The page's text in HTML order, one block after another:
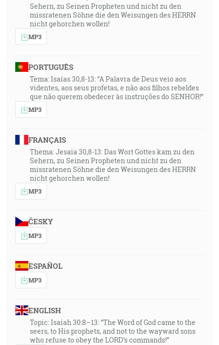
Sehern, zu Seinen Propheten und nicht zu den
missratenen Söhne die den Weisungen des HERRN
nicht gehorchen wollen!
MP3
PORTUGUÊS
Tema: Isaías 30,8-13: “A Palavra de Deus veio aos
videntes, aos seus profetas, e não aos filhos rebeldes
que não querem obedecer às instruções do SENHOR!”
MP3
FRANÇAIS
Thema: Jesaia 30,8-13: Das Wort Gottes kam zu den
Sehern, zu Seinen Propheten und nicht zu den
missratenen Söhne die den Weisungen des HERRN
nicht gehorchen wollen!
MP3
ČESKY
MP3
ESPAÑOL
MP3
ENGLISH
Topic: Isaiah 30:8–13: “The Word of God came to the
seers, to His prophets, and not to the wayward sons
who refuse to obey the LORD’s commands!”